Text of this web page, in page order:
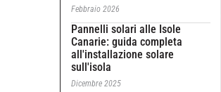
Febbraio 2026
Pannelli solari alle Isole
Canarie: guida completa
all'installazione solare
sull'isola
Dicembre 2025